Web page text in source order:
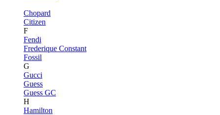
Chopard
Citizen
F
Fendi
Frederique Constant
Fossil
G
Gucci
Guess
Guess GC
H
Hamilton